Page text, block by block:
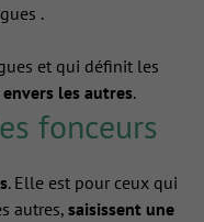
.
et qui définit les
les autres.
fonceurs
. Elle est pour ceux qui
autres, saisissent une